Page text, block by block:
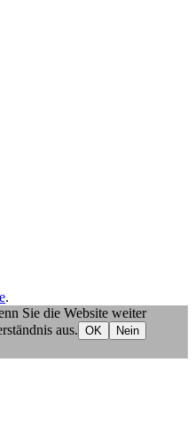
.
Sie die Website weiter
aus. OK
Nein